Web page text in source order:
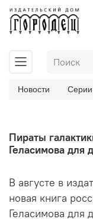
Новости Серии
Пираты
Геласимова для
В августе в
новая книга
Геласимова для